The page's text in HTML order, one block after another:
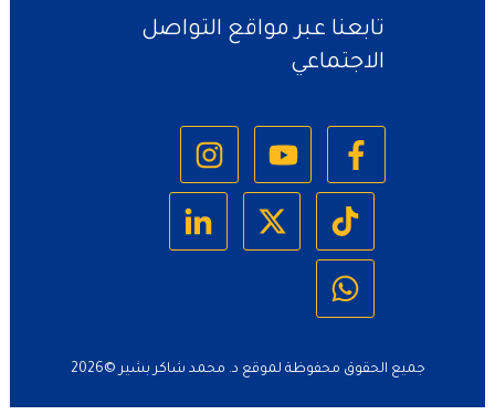
تابعنا عبر مواقع التواصل
الاجتماعي
جميع الحقوق محفوظة لموقع د. محمد شاكر بشير ©2026